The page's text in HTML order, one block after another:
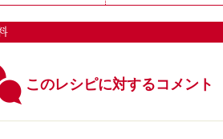
このレシピに対するコメント